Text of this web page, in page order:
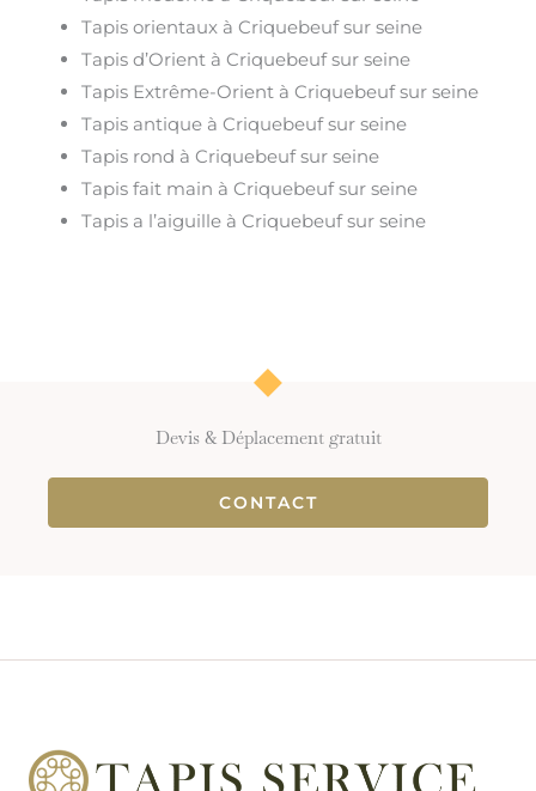
Tapis orientaux à Criquebeuf sur seine
Tapis d’Orient à Criquebeuf sur seine
Tapis Extrême-Orient à Criquebeuf sur seine
Tapis antique à Criquebeuf sur seine
Tapis rond à Criquebeuf sur seine
Tapis fait main à Criquebeuf sur seine
Tapis a l’aiguille à Criquebeuf sur seine
Devis & Déplacement gratuit
CONTACT